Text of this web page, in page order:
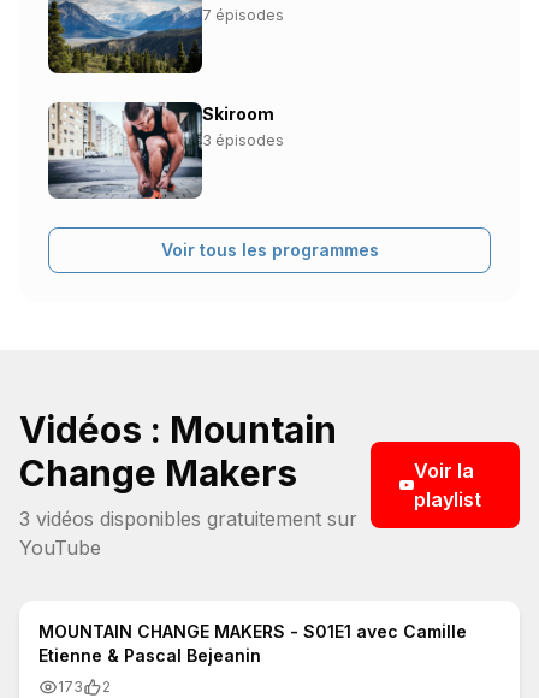
7 épisodes
Skiroom
3 épisodes
Voir tous les programmes
Vidéos : Mountain
Change Makers
3 vidéos disponibles gratuitement sur
YouTube
Voir la
playlist
MOUNTAIN CHANGE MAKERS - S01E1 avec Camille
Etienne & Pascal Bejeanin
173
2